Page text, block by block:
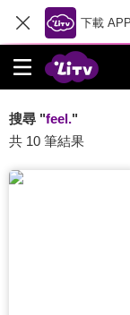
下載
搜尋 "feel."
共 10 筆結果